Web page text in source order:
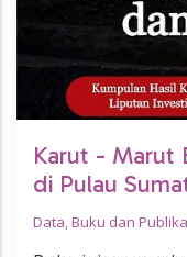
Karut - Marut
di Pulau
Data,Buku dan